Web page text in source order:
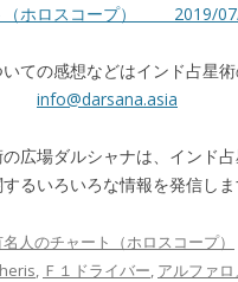
（ホロスコープ） 2019/
ての感想などはインド占星
。 info@darsana.asia
広場ダルシャナは、インド
るいろいろな情報を発信し
人のチャート（ホロスコープ）
, Ｆ１ドライバー, アルファロ